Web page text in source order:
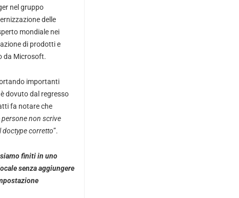
nel gruppo
delle
mondiale nei
di prodotti e
da Microsoft.
importanti
è dovuto dal regresso
fa notare che
non scrive
doctype corretto”.
finiti in uno
senza aggiungere